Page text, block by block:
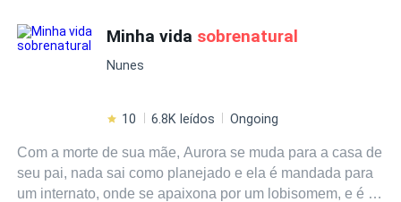
Minha vida sobrenatural
Nunes
10 6.8K leídos Ongoing
Com a morte de sua mãe, Aurora se muda para a casa de
seu pai, nada sai como planejado e ela é mandada para
um internato, onde se apaixona por um lobisomem, e é ai